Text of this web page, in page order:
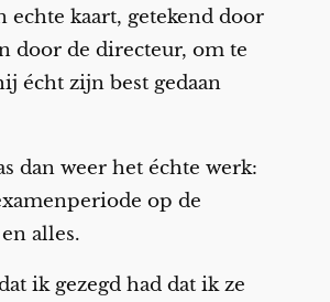
echte kaart, getekend door
door de directeur, om te
écht zijn best gedaan
dan weer het échte werk:
op de
alles.
ik gezegd had dat ik ze